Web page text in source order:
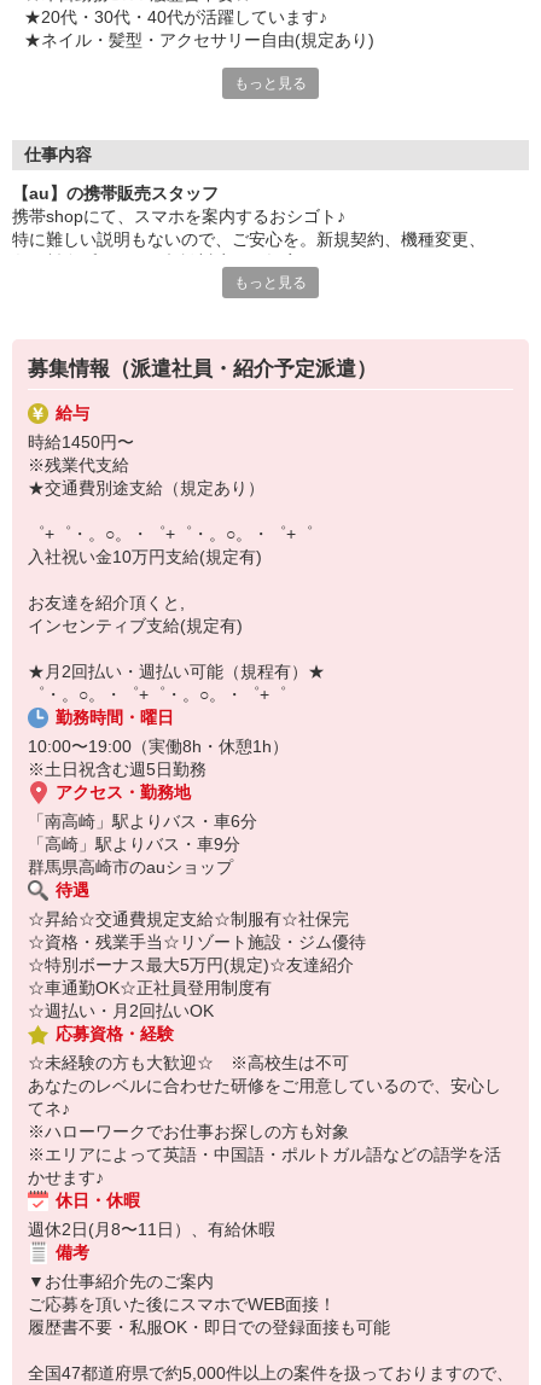
★20代・30代・40代が活躍しています♪
★ネイル・髪型・アクセサリー自由(規定あり)
でも心配ご無用！
お互いに教え合ったり、フォローしあったりする
和気あいあいとした人間関係がある店舗ばかり！
皆で一緒にステップアップしましょう♪
【選べるお仕事いろいろ】
▼オフィスワーク
事務、経理、データ入力、コールセンター、受付
▼工場・製造・軽作業系
機械/食品製造・梱包・仕分け・加工・組立・検査
▼美容系
眉毛サロンのアイブロウ・ネイリスト・エステ
▼営業・販売
法人営業・アパレル販売・個別指導塾・人材紹介
▼人気案件も多数♪
短期・期間限定・オープニング・官公庁案件
上場/優良/大手企業など
【スマホ面接実施中】
￣￣￣￣￣￣￣￣￣
自宅に居ながらスマホでカンタン面接OK！
オンライン面談なのでスピード対応。
もっと見る
仕事内容
【au】の携帯販売スタッフ
携帯shopにて、スマホを案内するおシゴト♪
特に難しい説明もないので、ご安心を。新規契約、機種変更、
満足度◎
■携帯やインターネット販売業務
docomo(ドコモ)/au(エーユー)・KDDI/softbank(ソフトバンク)など
の大手キャリアから
ワイモバイル(Y!mobille)、楽天モバイル、UQなど格安スマホまで幅
広く紹介可能♪
もっと見る
募集情報（派遣社員・紹介予定派遣）
給与
時給1450円〜
※残業代支給
★交通費別途支給（規定あり）
゜+゜・。○。・゜+゜・。○。・゜+゜
入社祝い金10万円支給(規定有)
お友達を紹介頂くと,
インセンティブ支給(規定有)
★月2回払い・週払い可能（規程有）★
゜・。○。・゜+゜・。○。・゜+゜
勤務時間・曜日
10:00〜19:00（実働8h・休憩1h）
※土日祝含む週5日勤務
アクセス・勤務地
「南高崎」駅よりバス・車6分
「高崎」駅よりバス・車9分
群馬県高崎市のauショップ
待遇
☆昇給☆交通費規定支給☆制服有☆社保完
☆資格・残業手当☆リゾート施設・ジム優待
☆特別ボーナス最大5万円(規定)☆友達紹介
☆車通勤OK☆正社員登用制度有
☆週払い・月2回払いOK
応募資格・経験
☆未経験の方も大歓迎☆ ※高校生は不可
あなたのレベルに合わせた研修をご用意しているので、安心し
てネ♪
※ハローワークでお仕事お探しの方も対象
※エリアによって英語・中国語・ポルトガル語などの語学を活
かせます♪
休日・休暇
週休2日(月8〜11日）、有給休暇
備考
▼お仕事紹介先のご案内
ご応募を頂いた後にスマホでWEB面接！
履歴書不要・私服OK・即日での登録面接も可能
全国47都道府県で約5,000件以上の案件を扱っておりますので、